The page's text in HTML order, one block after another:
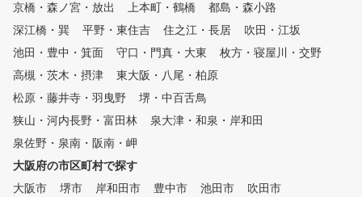
らプロを目指すお子様ま
くゴルフを学べます。小
子様から高校生まで幅広
キュラムでお待ちしてお
京橋・森ノ宮・放出
上本町・鶴橋
都島・森小路
深江橋・巽
平野・東住吉 住之江・長居
吹田・江坂
池田・豊中・箕面
守口・門真・大東
枚方・寝屋川・交野
高槻・茨木・摂津
東大阪・八尾・柏原
松原・藤井寺・羽曳野
堺・中百舌鳥
狭山・河内長野・富田林
泉大津・和泉・岸和田
泉佐野・泉南・阪南・岬
大阪府の市区町村で探す
大阪市
堺市 岸和田市 豊中市 池田市
吹田市